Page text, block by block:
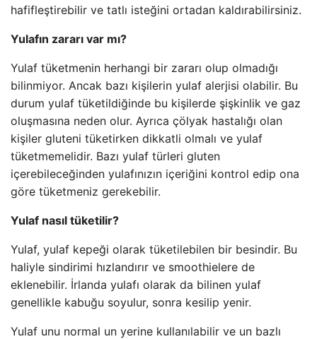
hafifleştirebilir ve tatlı isteğini ortadan kaldırabilirsiniz.
Yulafın zararı var mı?
Yulaf tüketmenin herhangi bir zararı olup olmadığı
bilinmiyor. Ancak bazı kişilerin yulaf alerjisi olabilir. Bu
durum yulaf tüketildiğinde bu kişilerde şişkinlik ve gaz
oluşmasına neden olur. Ayrıca çölyak hastalığı olan
kişiler gluteni tüketirken dikkatli olmalı ve yulaf
tüketmemelidir. Bazı yulaf türleri gluten
içerebileceğinden yulafınızın içeriğini kontrol edip ona
göre tüketmeniz gerekebilir.
Yulaf nasıl tüketilir?
Yulaf, yulaf kepeği olarak tüketilebilen bir besindir. Bu
haliyle sindirimi hızlandırır ve smoothielere de
eklenebilir. İrlanda yulafı olarak da bilinen yulaf
genellikle kabuğu soyulur, sonra kesilip yenir.
Yulaf unu normal un yerine kullanılabilir ve un bazlı